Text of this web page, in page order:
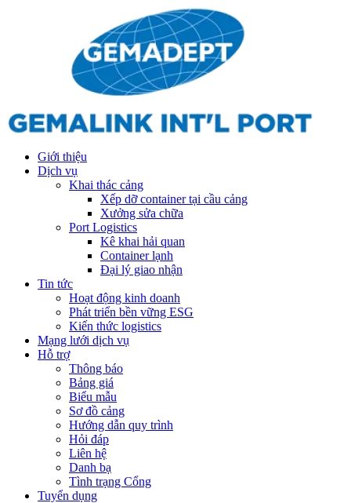
Giới thiệu
Dịch vụ
Khai thác cảng
Xếp dỡ container tại cầu cảng
Xưởng sửa chữa
Port Logistics
Kê khai hải quan
Container lạnh
Đại lý giao nhận
Tin tức
Hoạt động kinh doanh
Phát triển bền vững ESG
Kiến thức logistics
Mạng lưới dịch vụ
Hỗ trợ
Thông báo
Bảng giá
Biểu mẫu
Sơ đồ cảng
Hướng dẫn quy trình
Hỏi đáp
Liên hệ
Danh bạ
Tình trạng Cổng
Tuyển dụng